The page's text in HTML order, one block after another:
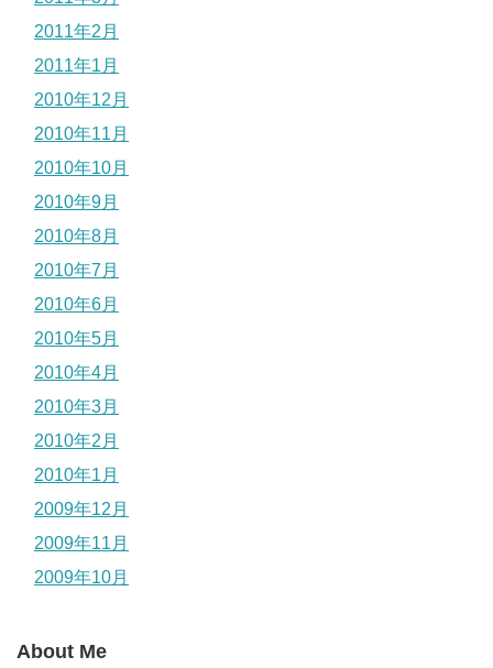
2011年2月
2011年1月
2010年12月
2010年11月
2010年10月
2010年9月
2010年8月
2010年7月
2010年6月
2010年5月
2010年4月
2010年3月
2010年2月
2010年1月
2009年12月
2009年11月
2009年10月
About Me